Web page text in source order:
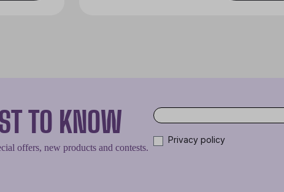
TO KNOW
offers, new products and contests.
Privacy policy